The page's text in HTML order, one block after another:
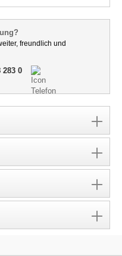
freundlich und
283 0